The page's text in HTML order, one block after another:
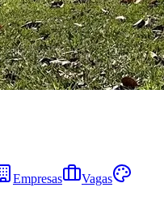
Empresas
Vagas